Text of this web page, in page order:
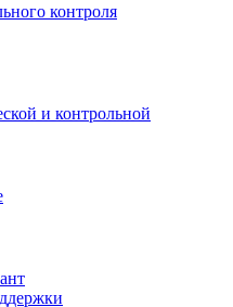
контроля
и контрольной